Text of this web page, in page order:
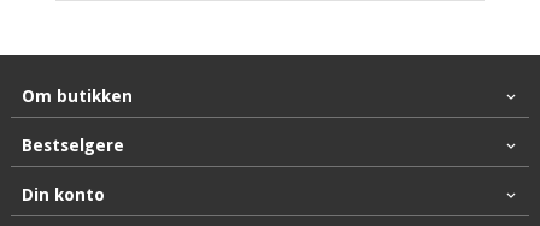
Om butikken
Bestselgere
Din konto